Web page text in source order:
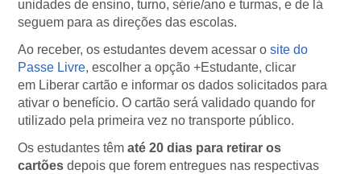
unidades de ensino, turno, série/ano e turmas, e de lá
seguem para as direções das escolas.
Ao receber, os estudantes devem acessar o site do
Passe Livre, escolher a opção +Estudante, clicar
em Liberar cartão e informar os dados solicitados para
ativar o benefício. O cartão será validado quando for
utilizado pela primeira vez no transporte público.
Os estudantes têm até 20 dias para retirar os
cartões depois que forem entregues nas respectivas